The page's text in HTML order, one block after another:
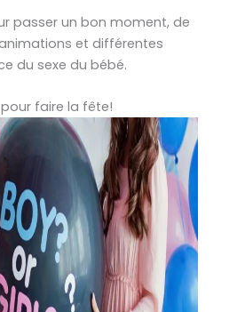
passer un bon moment, de
et différentes
du sexe du bébé.
faire la fête!